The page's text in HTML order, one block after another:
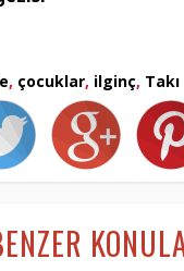
, çocuklar, ilginç, Takı